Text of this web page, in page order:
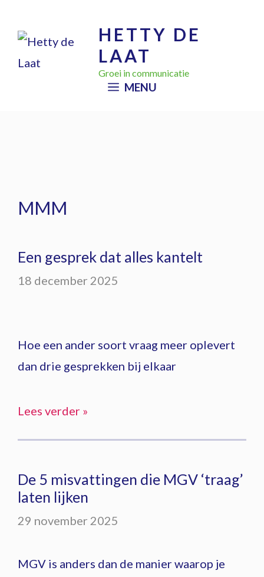
naar
HETTY DE
LAAT
Groei in communicatie
MENU
MMM
Een gesprek dat alles kantelt
18 december 2025
Hoe een ander soort vraag meer oplevert
dan drie gesprekken bij elkaar
Lees verder »
De 5 misvattingen die MGV ‘traag’
laten lijken
29 november 2025
MGV is anders dan de manier waarop je